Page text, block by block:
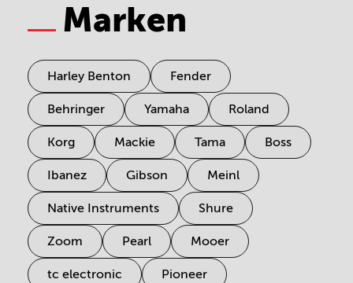
Marken
Harley Benton Fender
Behringer Yamaha Roland
Korg Mackie Tama Boss
Ibanez Gibson Meinl
Native Instruments Shure
Zoom Pearl Mooer
tc electronic Pioneer